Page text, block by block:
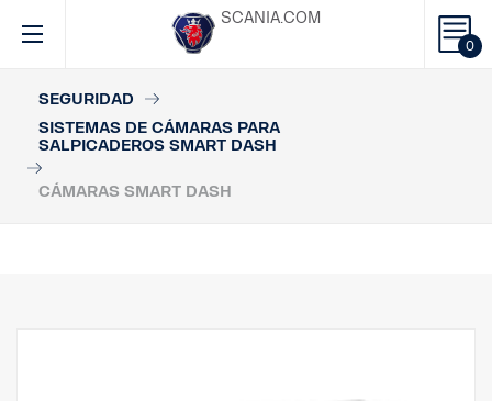
0
SCANIA.COM
SEGURIDAD
SISTEMAS DE CÁMARAS PARA
SALPICADEROS SMART DASH
CÁMARAS SMART DASH